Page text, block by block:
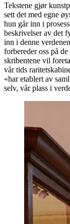
Tekstene gjør
sett det med egne
hun går inn i
beskrivelser av det
inn i denne
forbereder oss på
skribentene vil
vår tids
«har etablert av
selv, vår plass i